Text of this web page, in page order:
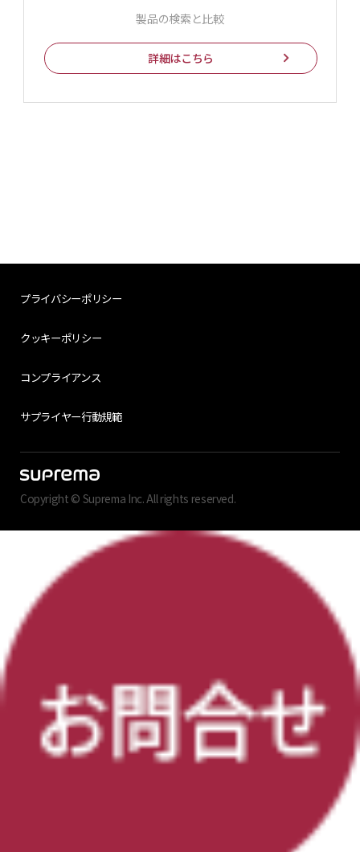
製品の検索と比較
詳細はこちら
プライバシーポリシー
クッキーポリシー
コンプライアンス
サプライヤー行動規範
Copyright © Suprema Inc. All rights reserved.